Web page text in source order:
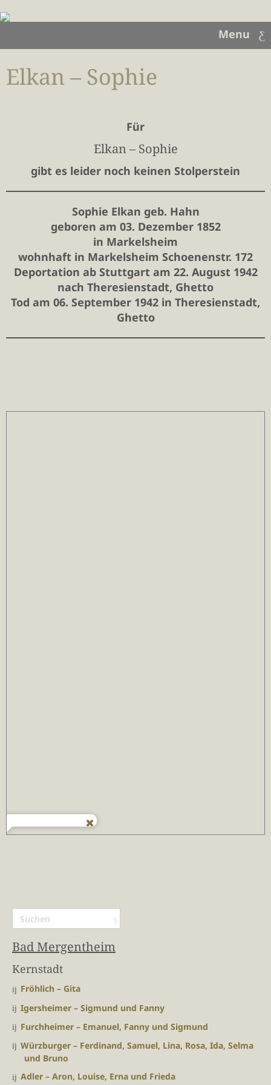
Menu
Elkan – Sophie
Für
Elkan – Sophie
gibt es leider noch keinen Stolperstein
Sophie Elkan geb. Hahn
geboren am 03. Dezember 1852
in Markelsheim
wohnhaft in Markelsheim Schoenenstr. 172
Deportation ab Stuttgart am 22. August 1942
nach Theresienstadt, Ghetto
Tod am 06. September 1942 in Theresienstadt,
Ghetto
Bad Mergentheim
Kernstadt
Fröhlich – Gita
Igersheimer – Sigmund und Fanny
Furchheimer – Emanuel, Fanny und Sigmund
Würzburger – Ferdinand, Samuel, Lina, Rosa, Ida, Selma
und Bruno
Adler – Aron, Louise, Erna und Frieda